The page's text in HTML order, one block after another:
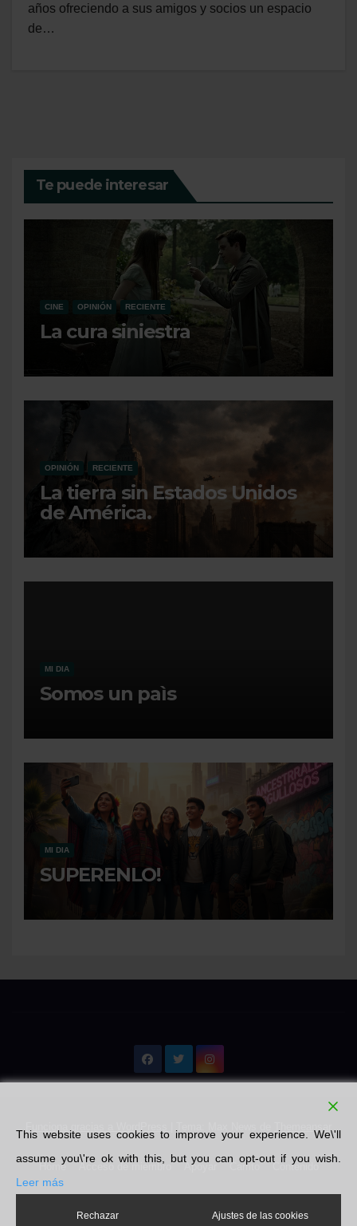
años ofreciendo a sus amigos y socios un espacio
de…
Te puede interesar
CINE OPINIÓN RECIENTE
La cura siniestra
OPINIÓN RECIENTE
La tierra sin Estados Unidos
de América.
MI DIA
Somos un paìs
MI DIA
SUPERENLO!
Home Acceso de miembro Apoyar Carrito Contenido
This website uses cookies to improve your experience. We\'ll
assume you\'re ok with this, but you can opt-out if you wish.
Leer más
Rechazar Ajustes de las cookies